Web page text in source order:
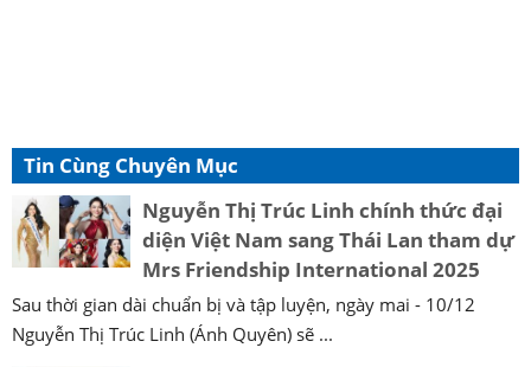
Tin Cùng Chuyên Mục
Nguyễn Thị Trúc Linh chính thức đại
diện Việt Nam sang Thái Lan tham dự
Mrs Friendship International 2025
Sau thời gian dài chuẩn bị và tập luyện, ngày mai - 10/12
Nguyễn Thị Trúc Linh (Ánh Quyên) sẽ ...